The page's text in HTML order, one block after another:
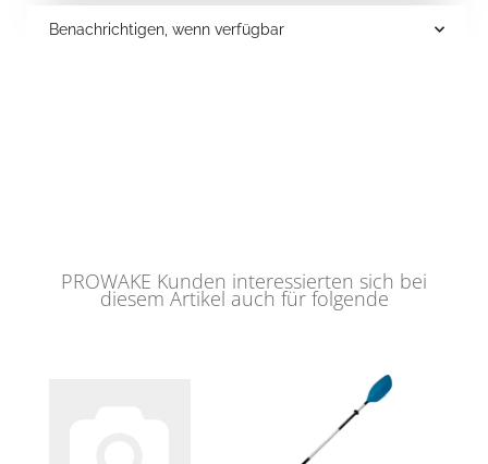
Benachrichtigen, wenn verfügbar
PROWAKE Kunden interessierten sich bei
diesem Artikel auch für folgende